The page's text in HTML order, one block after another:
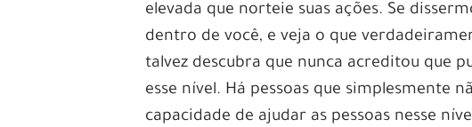
elevada que norteie suas ações. Se
dentro de você, e veja o que
talvez descubra que nunca acreditou que
esse nível. Há pessoas que simplesmente
capacidade de ajudar as pessoas nesse